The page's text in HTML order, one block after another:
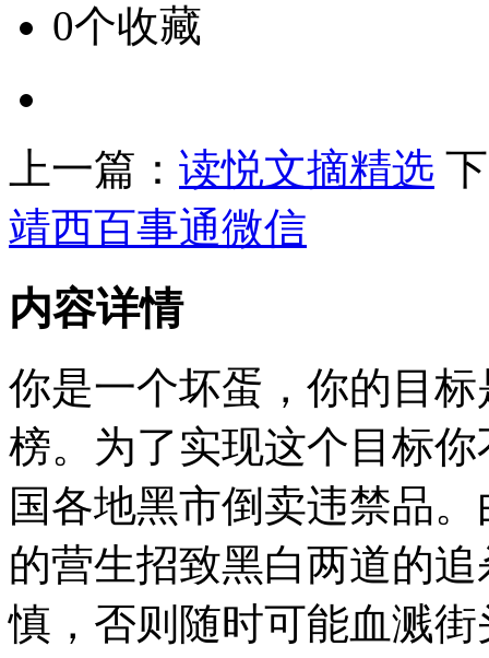
0个收藏
上一篇： 读悦文摘精选
靖西百事通微信
内容详情
你是一个坏蛋，你的目
榜。为了实现这个目标
国各地黑市倒卖违禁品
的营生招致黑白两道的
慎，否则随时可能血溅